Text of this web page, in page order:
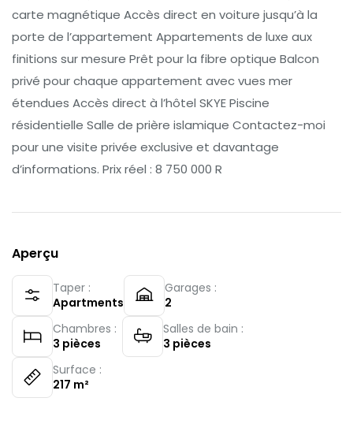
carte magnétique Accès direct en voiture jusqu’à la
porte de l’appartement Appartements de luxe aux
finitions sur mesure Prêt pour la fibre optique Balcon
privé pour chaque appartement avec vues mer
étendues Accès direct à l’hôtel SKYE Piscine
résidentielle Salle de prière islamique Contactez-moi
pour une visite privée exclusive et davantage
d’informations. Prix réel : 8 750 000 R
Aperçu
Taper :
Apartments
Garages :
2
Chambres :
3 pièces
Salles de bain :
3 pièces
Surface :
217 m²